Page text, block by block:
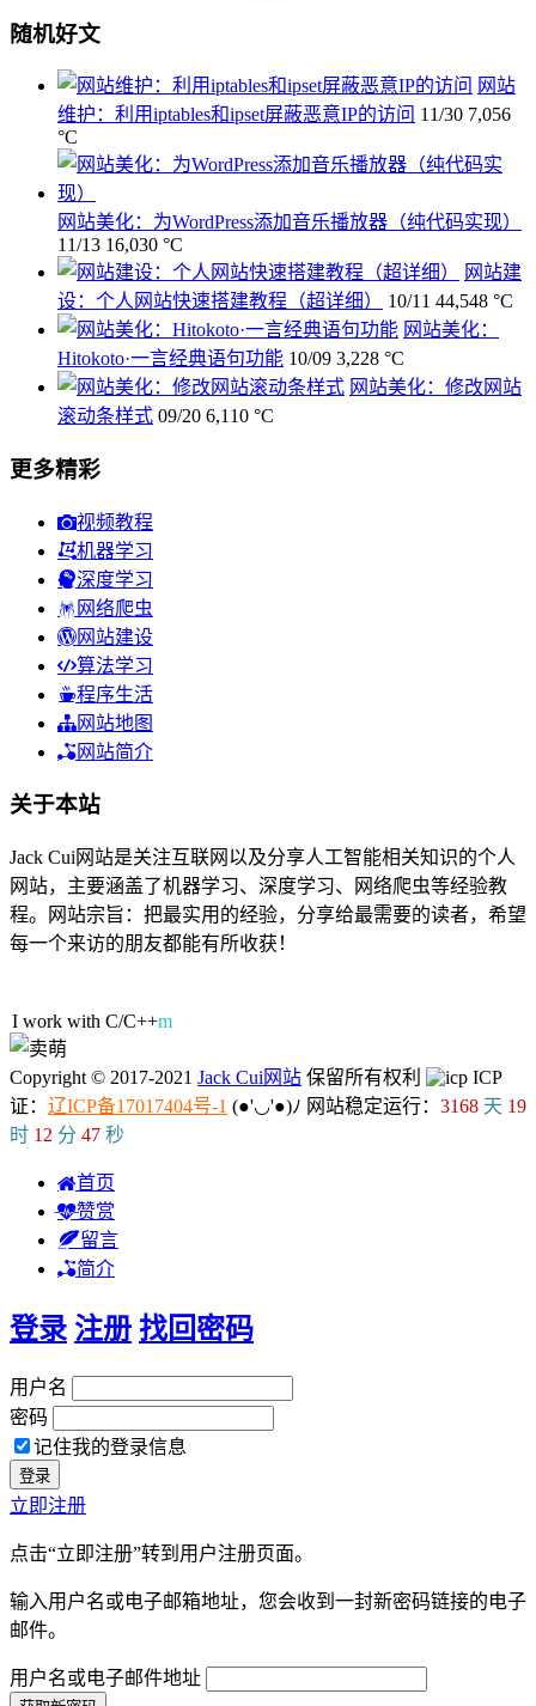
随机好文
网站
维护：利用iptables和ipset屏蔽恶意IP的访问 11/30 7,056
°C
网站美化：为WordPress添加音乐播放器（纯代码实现）
11/13 16,030 °C
网站建
设：个人网站快速搭建教程（超详细）
10/11 44,548 °C
网站美化：
Hitokoto·一言经典语句功能 10/09 3,228 °C
网站美化：修改网站
滚动条样式 09/20 6,110 °C
更多精彩
视频教程
机器学习
深度学习
网络爬虫
网站建设
算法学习
程序生活
网站地图
网站简介
关于本站
Jack Cui网站是关注互联网以及分享人工智能相关知识的个人
网站，主要涵盖了机器学习、深度学习、网络爬虫等经验教
程。网站宗旨：把最实用的经验，分享给最需要的读者，希望
每一个来访的朋友都能有所收获！
I work with C/C{x/
Copyright © 2017-2021 Jack Cui网站 保留所有权利
ICP
证： 辽ICP备17017404号-1 (●'◡'●)ﾉ 网站稳定运行： 3168 天 19
时 12 分 47 秒
首页
赞赏
留言
简介
登录 注册 找回密码
用户名
密码
记住我的登录信息
立即注册
点击“立即注册”转到用户注册页面。
输入用户名或电子邮箱地址，您会收到一封新密码链接的电子
邮件。
用户名或电子邮件地址